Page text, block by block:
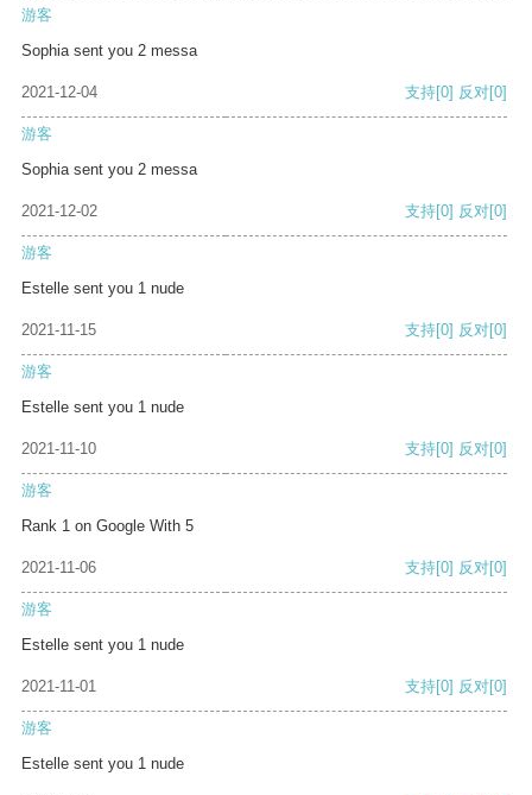
游客
Sophia sent you 2 messa
2021-12-04 支持[0] 反对[0]
游客
Sophia sent you 2 messa
2021-12-02 支持[0] 反对[0]
游客
Estelle sent you 1 nude
2021-11-15 支持[0] 反对[0]
游客
Estelle sent you 1 nude
2021-11-10 支持[0] 反对[0]
游客
Rank 1 on Google With 5
2021-11-06 支持[0] 反对[0]
游客
Estelle sent you 1 nude
2021-11-01 支持[0] 反对[0]
游客
Estelle sent you 1 nude